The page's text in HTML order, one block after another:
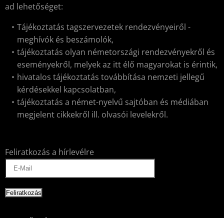
ad lehetőséget:
Tájékoztatás tagszervezetek rendezvényeiről -
meghívók és beszámolók,
tájékoztatás olyan németországi rendezvényekről és
eseményekről, melyek az itt élő magyarokat is érintik,
hivatalos tájékoztatás továbbítása nemzeti jellegű
kérdésekkel kapcsolatban,
tájékoztatás a német-nyelvű sajtóban és médiában
megjelent cikkekről ill. olvasói levelekről.
Feliratkozás a hírlevélre